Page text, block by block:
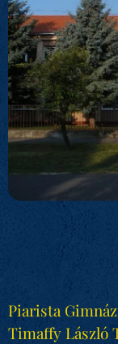
Piarista
Timaffy László